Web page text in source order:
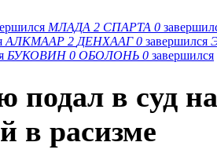
МЛАДА 2 СПАРТА 0
АЛКМААР 2 ДЕНХААГ 0 завершился
БУКОВИН 0 ОБОЛОНЬ 0 завершился
в суд
в расизме